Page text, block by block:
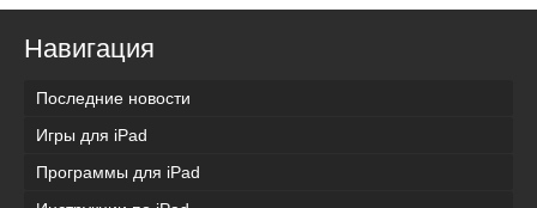
Навигация
Последние новости
Игры для iPad
Программы для iPad